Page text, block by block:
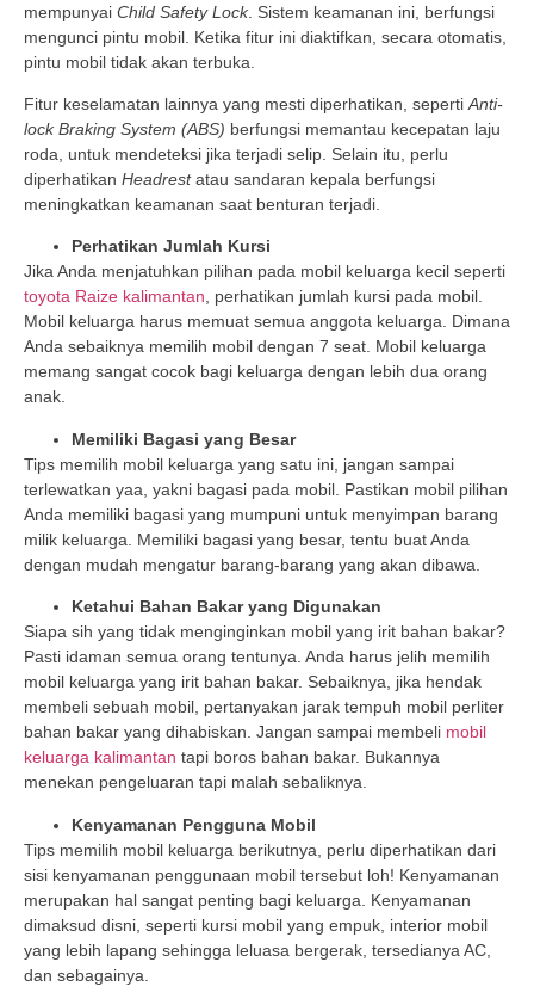
mempunyai Child Safety Lock. Sistem keamanan ini, berfungsi
mengunci pintu mobil. Ketika fitur ini diaktifkan, secara otomatis,
pintu mobil tidak akan terbuka.
Fitur keselamatan lainnya yang mesti diperhatikan, seperti Anti-
lock Braking System (ABS) berfungsi memantau kecepatan laju
roda, untuk mendeteksi jika terjadi selip. Selain itu, perlu
diperhatikan Headrestatau sandaran kepala berfungsi
meningkatkan keamanan saat benturan terjadi.
Perhatikan Jumlah Kursi
Jika Anda menjatuhkan pilihan pada mobil keluarga kecil seperti
toyota Raize kalimantan, perhatikan jumlah kursi pada mobil.
Mobil keluarga harus memuat semua anggota keluarga. Dimana
Anda sebaiknya memilih mobil dengan 7 seat. Mobil keluarga
memang sangat cocok bagi keluarga dengan lebih dua orang
anak.
Memiliki Bagasi yang Besar
Tips memilih mobil keluarga yang satu ini, jangan sampai
terlewatkan yaa, yakni bagasi pada mobil. Pastikan mobil pilihan
Anda memiliki bagasi yang mumpuni untuk menyimpan barang
milik keluarga. Memiliki bagasi yang besar, tentu buat Anda
dengan mudah mengatur barang-barang yang akan dibawa.
Ketahui Bahan Bakar yang Digunakan
Siapa sih yang tidak menginginkan mobil yang irit bahan bakar?
Pasti idaman semua orang tentunya. Anda harus jelih memilih
mobil keluarga yang irit bahan bakar. Sebaiknya, jika hendak
membeli sebuah mobil, pertanyakan jarak tempuh mobil perliter
bahan bakar yang dihabiskan. Jangan sampai membeli mobil
keluarga kalimantan tapi boros bahan bakar. Bukannya
menekan pengeluaran tapi malah sebaliknya.
Kenyamanan Pengguna Mobil
Tips memilih mobil keluarga berikutnya, perlu diperhatikan dari
sisi kenyamanan penggunaan mobil tersebut loh! Kenyamanan
merupakan hal sangat penting bagi keluarga. Kenyamanan
dimaksud disni, seperti kursi mobil yang empuk, interior mobil
yang lebih lapang sehingga leluasa bergerak, tersedianya AC,
dan sebagainya.